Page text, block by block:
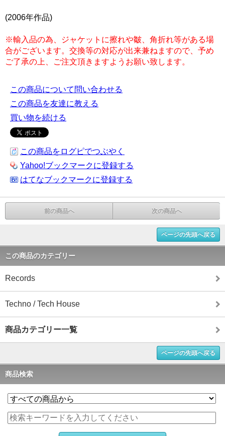
(2006年作品)
※輸入品の為、ジャケットに擦れや皺、角折れ等がある場
合がございます。交換等の対応が出来兼ねますので、予め
ご了承の上、ご注文頂きますようお願い致します。
この商品について問い合わせる
この商品を友達に教える
買い物を続ける
この商品をログピでつぶやく
Yahoo!ブックマークに登録する
はてなブックマークに登録する
前の商品へ 次の商品へ
ページの先頭へ戻る
この商品のカテゴリー
Records
Techno / Tech House
商品カテゴリー一覧
ページの先頭へ戻る
商品検索